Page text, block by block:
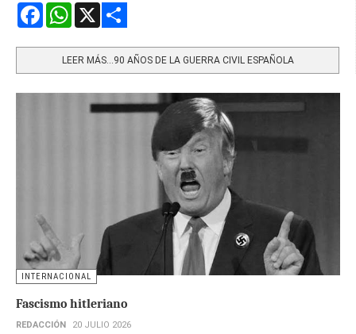
FacebookWhatsApp
LEER MÁS…90 AÑOS DE LA GUERRA CIVIL ESPAÑOLA
INTERNACIONAL
Fascismo hitleriano
REDACCIÓN 20 JULIO 2026